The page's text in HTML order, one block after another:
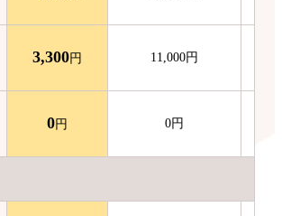
3,300円 11,000円
0円 0円